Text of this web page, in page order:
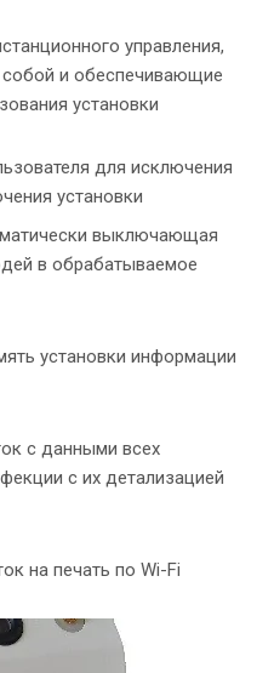
управления,
и обеспечивающие
установки
для исключения
установки
выключающая
в обрабатываемое
установки информации
с данными всех
с их детализацией
на печать по Wi-Fi